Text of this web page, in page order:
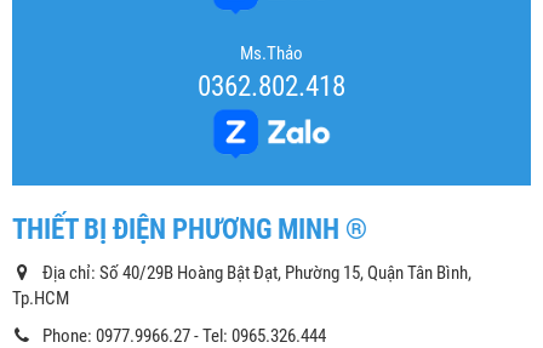
Ms.Thảo
0362.802.418
THIẾT BỊ ĐIỆN PHƯƠNG MINH ®
Địa chỉ: Số 40/29B Hoàng Bật Đạt, Phường 15, Quận Tân Bình,
Tp.HCM
Phone: 0977.9966.27 - Tel: 0965.326.444